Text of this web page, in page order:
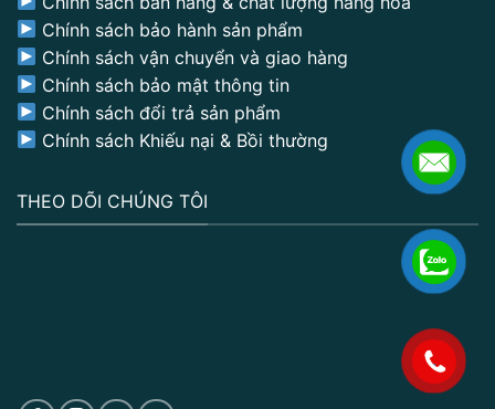
Chính sách bảo hành sản phẩm
Chính sách vận chuyển và giao hàng
Chính sách bảo mật thông tin
Chính sách đổi trả sản phẩm
Chính sách Khiếu nại & Bồi thường
THEO DÕI CHÚNG TÔI
.